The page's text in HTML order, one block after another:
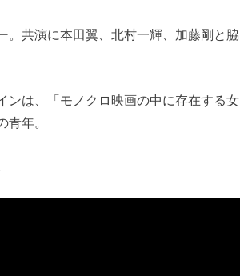
共演に本田翼、北村一輝、加藤剛と脇
ンは、「モノクロ映画の中に存在する女
年。